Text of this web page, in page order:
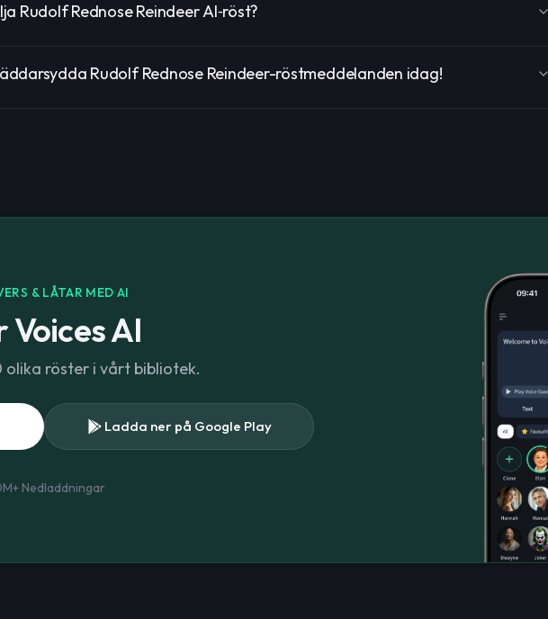
Rudolf Rednose Reindeer AI‑röst?
Rudolf Rednose Reindeer-röstmeddelanden idag!
& LÅTAR MED AI
Voices AI
olika röster i vårt bibliotek.
Ladda ner på Google Play
Nedladdningar